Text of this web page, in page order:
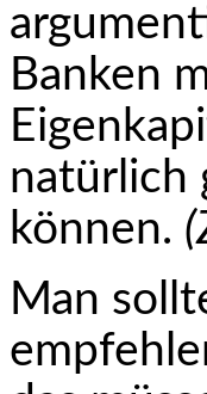
Banken
natürlich
können.
Man